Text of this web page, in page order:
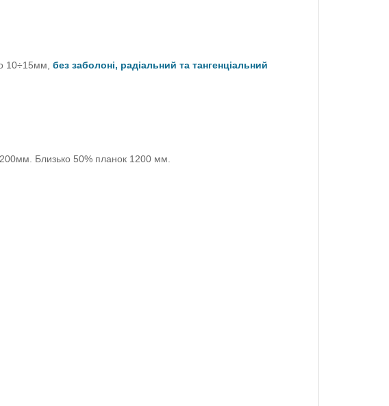
10÷15мм, без заболоні, радіальний та тангенціальний
Близько 50% планок 1200 мм.